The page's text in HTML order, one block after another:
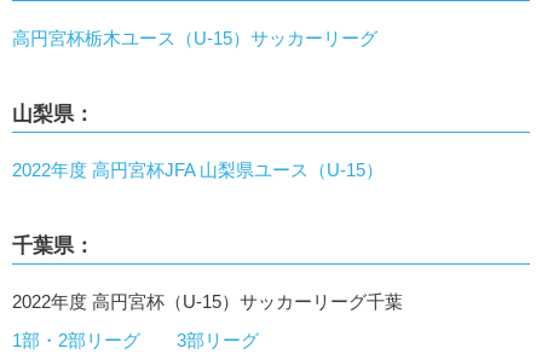
高円宮杯栃木ユース（U-15）サッカーリーグ
山梨県：
2022年度 高円宮杯JFA 山梨県ユース（U-15）
千葉県：
2022年度 高円宮杯（U-15）サッカーリーグ千葉
1部・2部リーグ
3部リーグ